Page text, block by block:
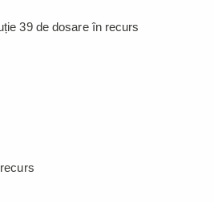
39 de dosare în recurs